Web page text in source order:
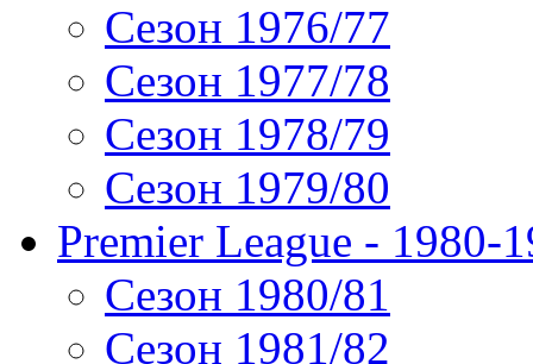
Сезон 1976/77
Сезон 1977/78
Сезон 1978/79
Сезон 1979/80
Premier League - 1980-
Сезон 1980/81
Сезон 1981/82